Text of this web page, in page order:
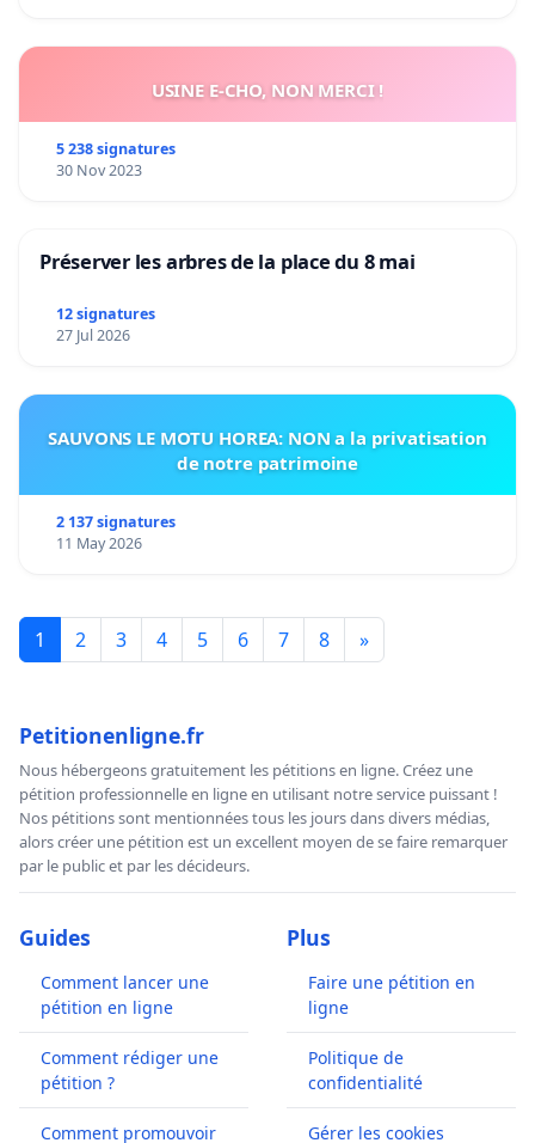
Liège. Ensemble, faisons entendre nos voix.
USINE E-CHO, NON MERCI !
5 238 signatures
30 Nov 2023
Préserver les arbres de la place du 8 mai
12 signatures
27 Jul 2026
SAUVONS LE MOTU HOREA: NON a la privatisation
de notre patrimoine
2 137 signatures
11 May 2026
1 2 3 4 5 6 7 8 »
Petitionenligne.fr
Nous hébergeons gratuitement les pétitions en ligne. Créez une
pétition professionnelle en ligne en utilisant notre service puissant !
Nos pétitions sont mentionnées tous les jours dans divers médias,
alors créer une pétition est un excellent moyen de se faire remarquer
par le public et par les décideurs.
Guides
Comment lancer une
pétition en ligne
Comment rédiger une
pétition ?
Comment promouvoir
Plus
Faire une pétition en
ligne
Politique de
confidentialité
Gérer les cookies